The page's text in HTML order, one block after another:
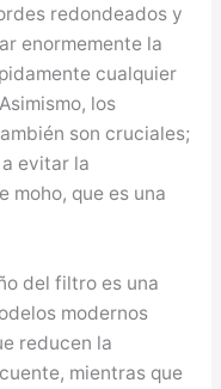
redondeados y
enormemente la
cualquier
los
son cruciales;
evitar la
moho, que es una
del filtro es una
modernos
reducen la
mientras que